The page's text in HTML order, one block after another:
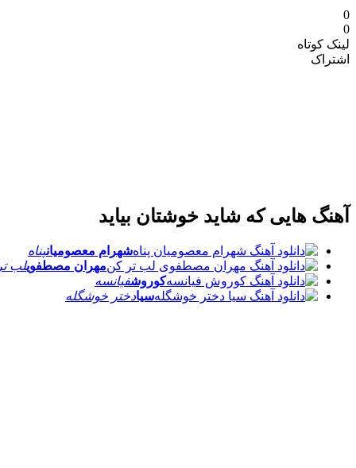
0
0
لینک کوتاه
اشتراک
آهنگ هایی که شاید خوشتان بیاید
شهرام معصومیانپناه
مهران مصطفویلب
کوروشفیانسه
سیادختر خوشگله